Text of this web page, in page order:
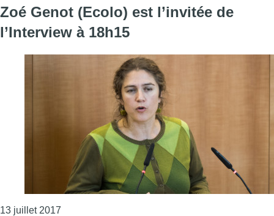
Zoé Genot (Ecolo) est l’invitée de
l’Interview à 18h15
13 juillet 2017